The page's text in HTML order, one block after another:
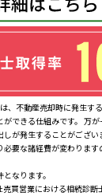
千葉
名古屋
大阪
福岡
不動産売却時に発生す
ができる仕組みです。 万
が発生することがござい
要な諸経費が変わります
なります。
買営業における相続診断